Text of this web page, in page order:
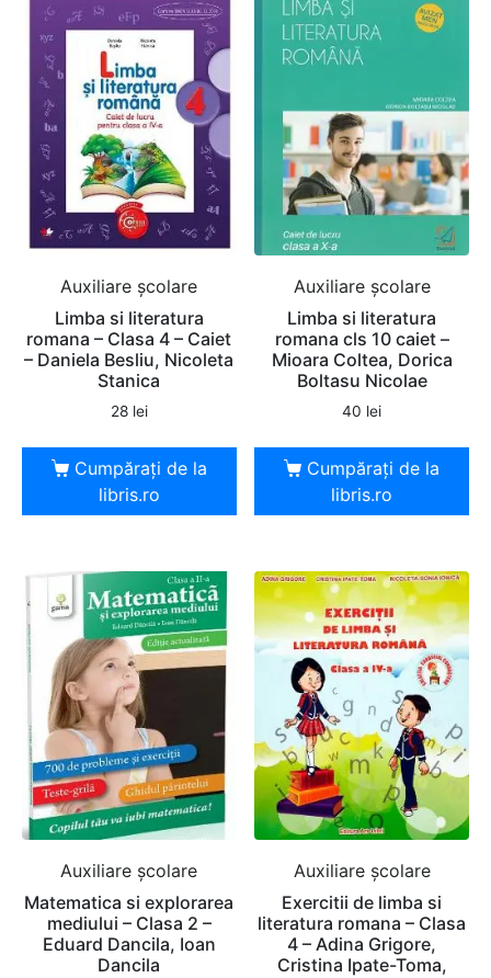
Auxiliare şcolare
Limba si literatura
romana – Clasa 4 – Caiet
– Daniela Besliu, Nicoleta
Stanica
28 lei
Cumpărați de la
libris.ro
Auxiliare şcolare
Limba si literatura
romana cls 10 caiet –
Mioara Coltea, Dorica
Boltasu Nicolae
40 lei
Cumpărați de la
libris.ro
Auxiliare şcolare
Matematica si explorarea
mediului – Clasa 2 –
Eduard Dancila, Ioan
Dancila
Auxiliare şcolare
Exercitii de limba si
literatura romana – Clasa
4 – Adina Grigore,
Cristina Ipate-Toma,